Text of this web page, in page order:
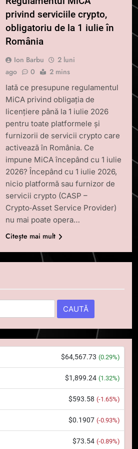
privind serviciile crypto,
obligatoriu de la 1 iulie în
România
Ion Barbu
2 luni
ago
0 2 mins
Iată ce presupune regulamentul
MiCA privind obligația de
licențiere până la 1 iulie 2026
pentru toate platformele și
furnizorii de servicii crypto care
activează în România. Ce
impune MiCA începând cu 1 iulie
2026? Începând cu 1 iulie 2026,
nicio platformă sau furnizor de
servicii crypto (CASP –
Crypto‑Asset Service Provider)
nu mai poate opera…
Citește mai mult
$64,567.73 (0.29%)
$1,899.24 (1.32%)
$593.58 (-1.65%)
$0.1907 (-0.93%)
$73.54 (-0.89%)
Squid a strâns 6 milioane de
dolari cu sprijinul Ripple, apoi a
pierdut jumătate din aceștia
într-un atac cibernetic în mai
Banii digitali și arhitectura
încrederii: O nouă viziune asupra
banilor în era digitală